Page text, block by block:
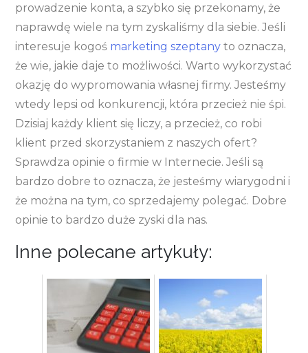
prowadzenie konta, a szybko się przekonamy, że
naprawdę wiele na tym zyskaliśmy dla siebie. Jeśli
interesuje kogoś marketing szeptany to oznacza,
że wie, jakie daje to możliwości. Warto wykorzystać
okazję do wypromowania własnej firmy. Jesteśmy
wtedy lepsi od konkurencji, która przecież nie śpi.
Dzisiaj każdy klient się liczy, a przecież, co robi
klient przed skorzystaniem z naszych ofert?
Sprawdza opinie o firmie w Internecie. Jeśli są
bardzo dobre to oznacza, że jesteśmy wiarygodni i
że można na tym, co sprzedajemy polegać. Dobre
opinie to bardzo duże zyski dla nas.
Inne polecane artykuły: